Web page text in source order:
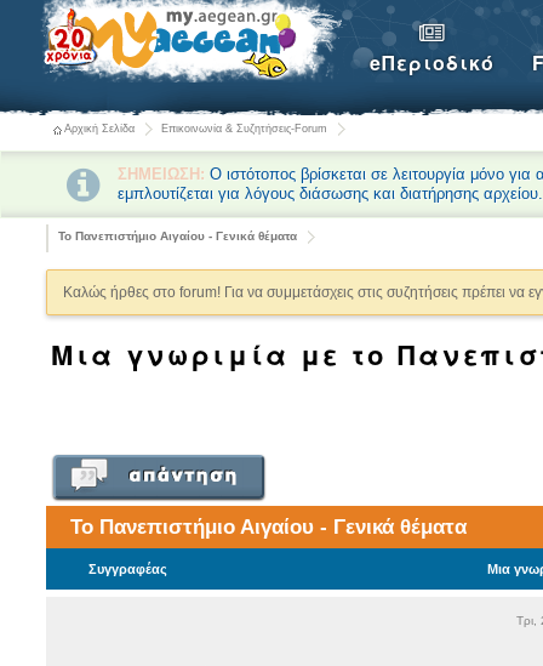
eΠεριοδικό
Αρχική Σελίδα Επικοινωνία & Συζητήσεις-Forum
ΣΗΜΕΙΩΣΗ: Ο ιστότοπος βρίσκεται σε λειτουργία μόνο
εμπλουτίζεται για λόγους διάσωσης και διατήρησης αρχείου.
Το Πανεπιστήμιο Αιγαίου - Γενικά θέματα
Καλώς ήρθες στο forum! Για να συμμετάσχεις στις συζητήσεις πρέπει να
Μια γνωριμία με το
Το Πανεπιστήμιο Αιγαίου - Γενικά θέματα
Συγγραφέας Μια
Τρι,